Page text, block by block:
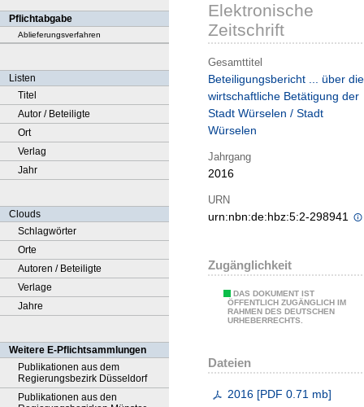
Pflichtabgabe
Ablieferungsverfahren
Listen
Titel
Autor / Beteiligte
Ort
Verlag
Jahr
Clouds
Schlagwörter
Orte
Autoren / Beteiligte
Verlage
Jahre
Weitere E-Pflichtsammlungen
Publikationen aus dem
Regierungsbezirk Düsseldorf
Publikationen aus den
Elektronische
Zeitschrift
Gesamttitel
Beteiligungsbericht ... über die
wirtschaftliche Betätigung der
Stadt Würselen / Stadt
Würselen
Jahrgang
2016
URN
urn:nbn:de:hbz:5:2-298941
Zugänglichkeit
DAS DOKUMENT IST
ÖFFENTLICH ZUGÄNGLICH IM
RAHMEN DES DEUTSCHEN
URHEBERRECHTS.
Dateien
2016 [PDF 0.71 mb]